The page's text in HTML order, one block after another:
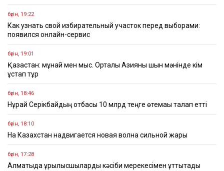
бүгін, 19:22
Как узнать свой избирательный участок перед выборами:
появился онлайн-сервис
бүгін, 19:01
Қазақстан: мұнай мен мыс. Орталық Азияны шын мәнінде кім
ұстап тұр
бүгін, 18:46
Нұрай Серікбайдың отбасы 10 млрд теңге өтемақы талап етті
бүгін, 18:10
На Казахстан надвигается новая волна сильной жары
бүгін, 17:28
Алматыда құрылысшыларды кәсіби мерекесімен құттықтады